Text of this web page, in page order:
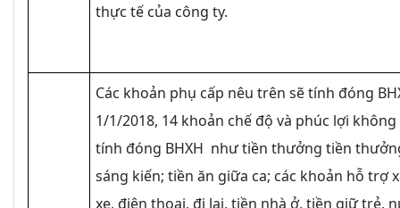
thực tế của công ty.
Các khoản phụ cấp nêu trên sẽ tính đóng
1/1/2018, 14 khoản chế độ và phúc lợi không
tính đóng BHXH như tiền thưởng tiền
sáng kiến; tiền ăn giữa ca; các khoản hỗ trợ
xe, điện thoại, đi lại, tiền nhà ở, tiền giữ trẻ,